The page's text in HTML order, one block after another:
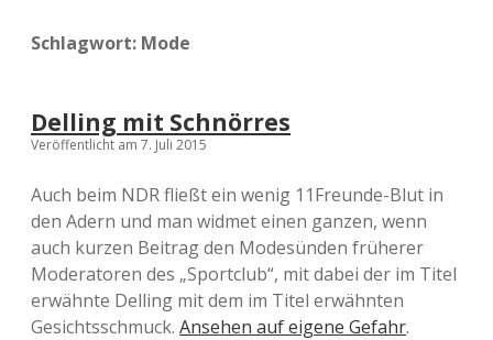
Schlagwort: Mode
Delling mit Schnörres
Veröffentlicht am 7. Juli 2015
Auch beim NDR fließt ein wenig 11Freunde-Blut in
den Adern und man widmet einen ganzen, wenn
auch kurzen Beitrag den Modesünden früherer
Moderatoren des „Sportclub“, mit dabei der im Titel
erwähnte Delling mit dem im Titel erwähnten
Gesichtsschmuck. Ansehen auf eigene Gefahr.